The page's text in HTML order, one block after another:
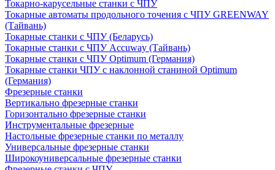
Токарно-карусельные станки с ЧПУ
Токарные автоматы продольного точения с ЧПУ GREENWAY
(Тайвань)
Токарные станки с ЧПУ (Беларусь)
Токарные станки с ЧПУ Accuway (Тайвань)
Токарные станки с ЧПУ Optimum (Германия)
Токарные станки ЧПУ с наклонной станиной Optimum
(Германия)
Фрезерные станки
Вертикально фрезерные станки
Горизонтально фрезерные станки
Инструментальные фрезерные
Настольные фрезерные станки по металлу
Универсальные фрезерные станки
Широкоуниверсальные фрезерные станки